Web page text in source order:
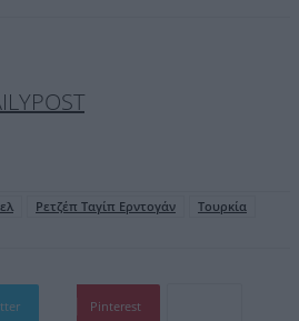
Ρετζέπ Ταγίπ Ερντογάν Τουρκία
Pinterest